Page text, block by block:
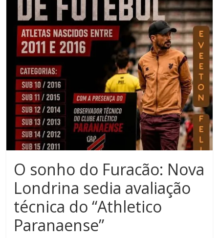
Noroeste
Paraná
O sonho do Furacão: Nova
Londrina sedia avaliação
técnica do “Athletico
Paranaense”